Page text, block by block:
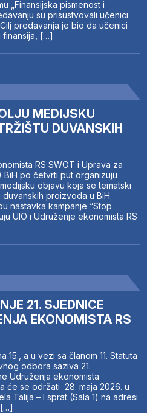
„Finansijska pismenost i
su prisustvovali učenici
predavanja je bio da učenici
finansija, […]
MEDIJSKU
DUVANSKIH
RS SWOT i Uprava za
po četvrti put organizuju
objavu koja se tematski
proizvoda u BiH.
nastavka kampanje “Stop
UIO i Udruženje ekonomista RS
21. SJEDNICE
EKONOMISTA RS
15., a u vezi sa članom 11. Statuta
odbora saziva 21.
Udruženja ekonomista
će se održati 28. maja 2026. u
Talija – I sprat (Sala 1) na adresi
[…]